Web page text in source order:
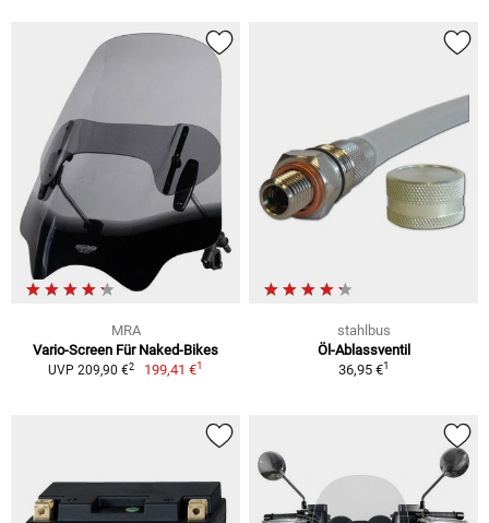
MRA
Vario-Screen Für Naked-Bikes
UVP 209,90 €2 199,41 €1
stahlbus
Öl-Ablassventil
36,95 €1